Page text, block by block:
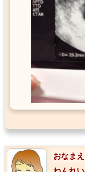
おなまえ